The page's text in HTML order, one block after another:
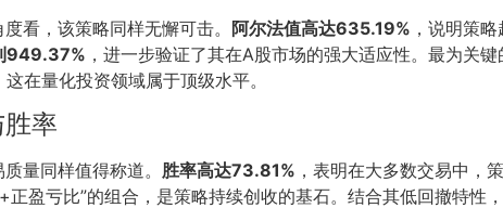
看，该策略同样无懈可击。 阿尔法值高达635.19% ，说明策
949.37% ，进一步验证了其在A股市场的强大适应性。最为关键
在量化投资领域属于顶级水平。
率
量同样值得称道。 胜率高达73.81% ，表明在大多数交易中，
正盈亏比”的组合，是策略持续创收的基石。结合其低回撤特性